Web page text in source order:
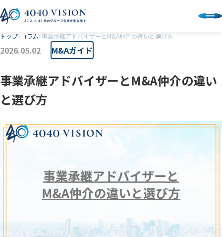
トップ コラム 事業承継アドバイザーとM&A仲介の違いと選び方
2026.05.02 M&Aガイド
事業承継アドバイザーとM&A仲介の違い
と選び方